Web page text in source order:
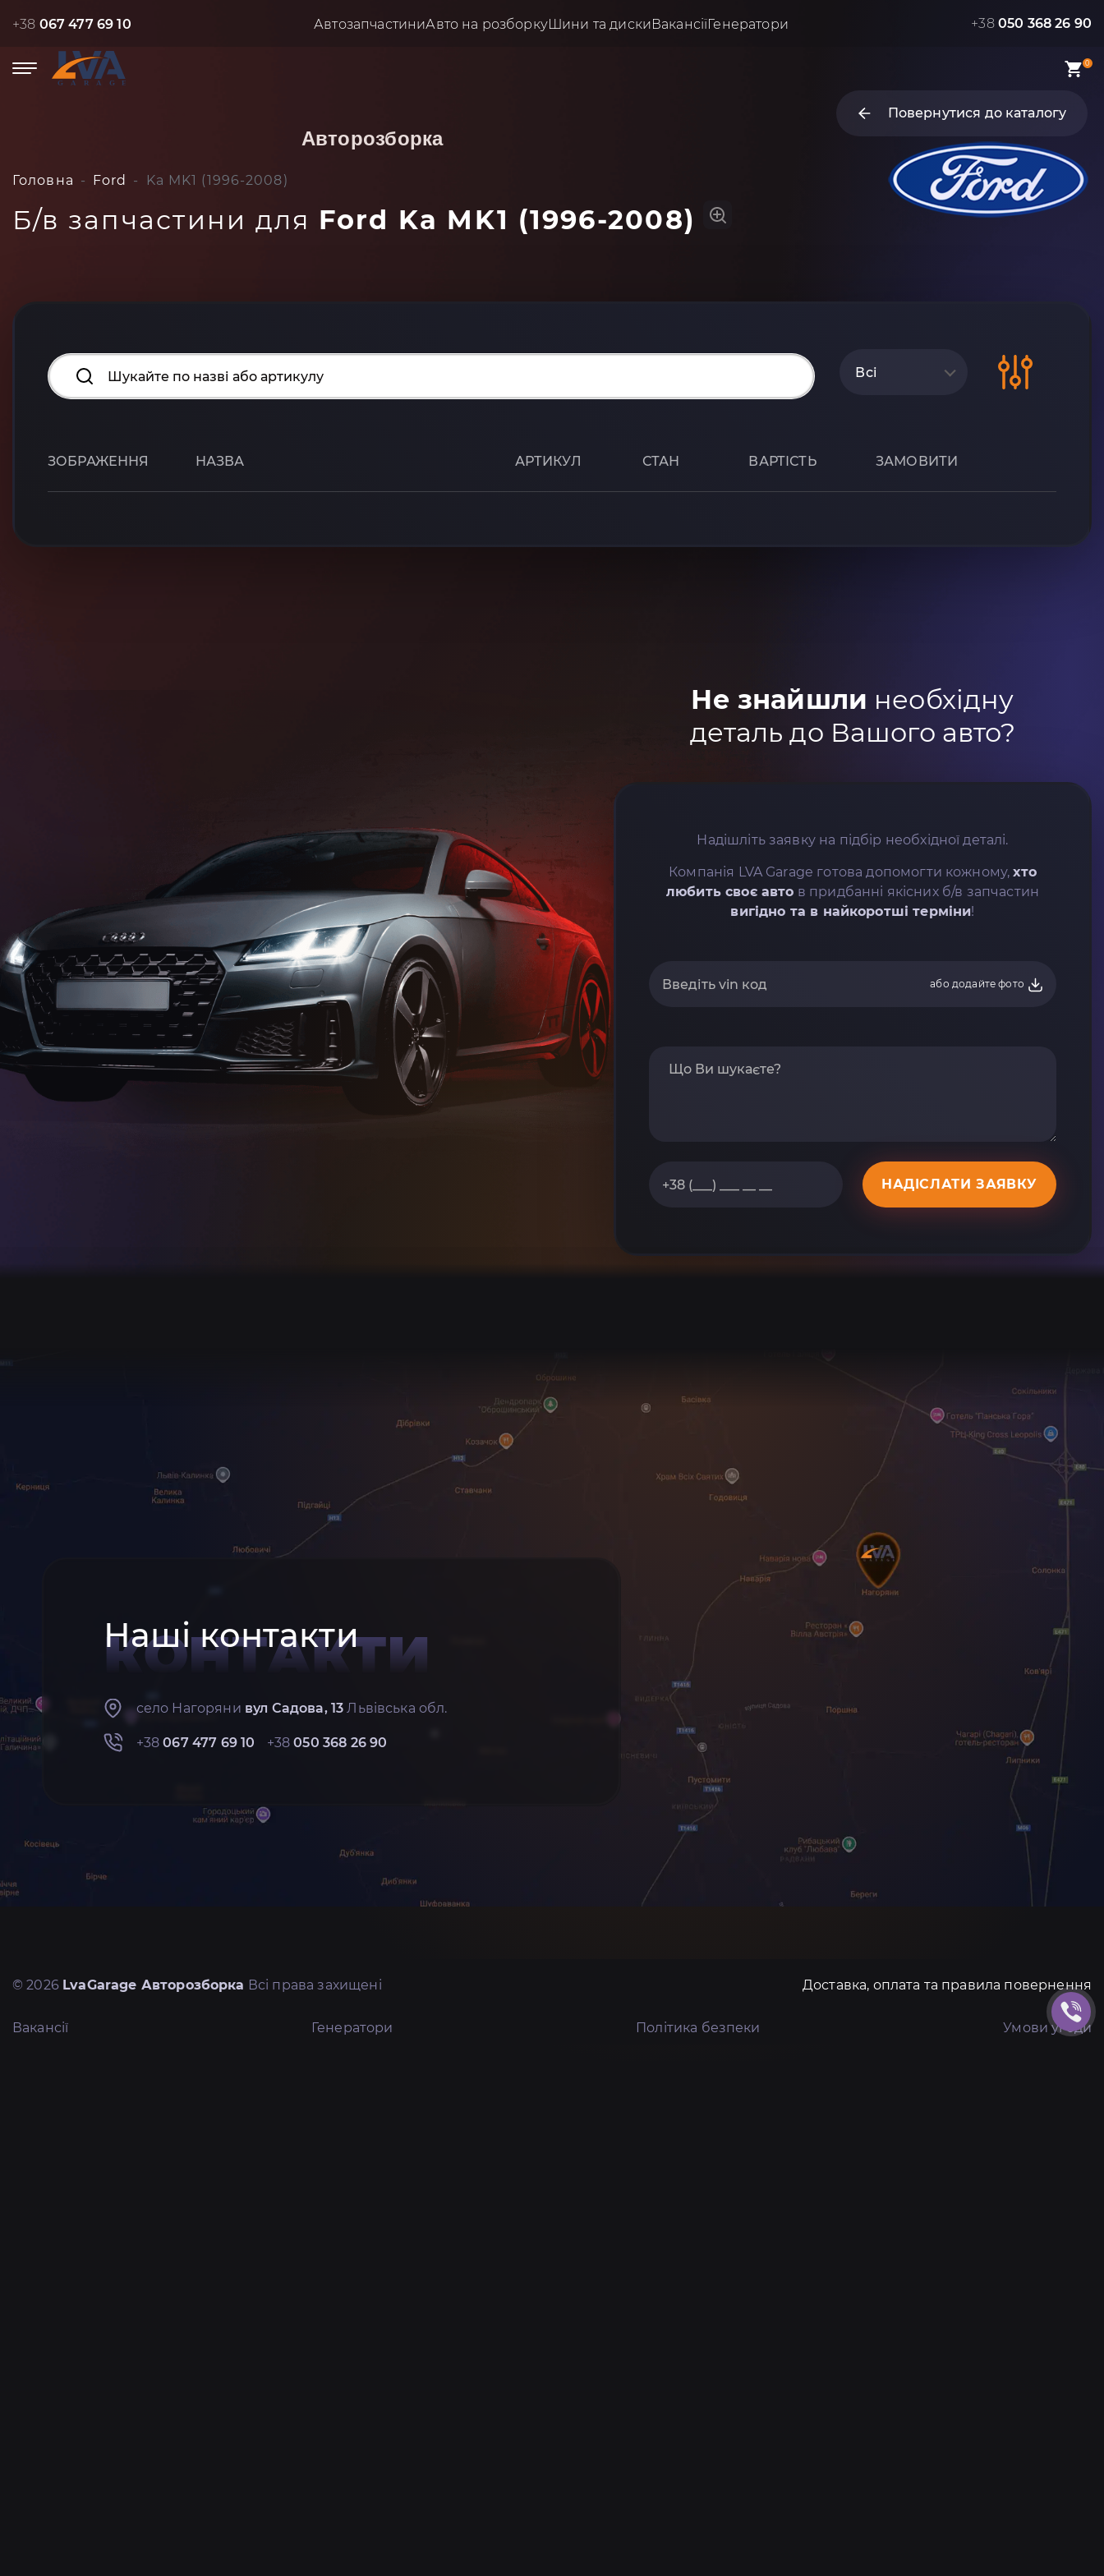
+38 067 477 69 10 АвтозапчастиниАвто на розборкуШини та дискиВакансіїГенератори +38 050 368 26 90
0
Повернутися до каталогу
Авторозборка
Головна Ford Ka MK1 (1996-2008)
Б/в запчастини для Ford Ka MK1 (1996-2008)
Всі
ЗОБРАЖЕННЯ НАЗВА АРТИКУЛ СТАН ВАРТІСТЬ ЗАМОВИТИ
Не знайшли необхідну
деталь до Вашого авто?
Надішліть заявку на підбір необхідної деталі.
Компанія LVA Garage готова допомогти кожному,хто
любить своє авто в придбанні якісних б/в запчастин
вигідно та в найкоротші терміни!
або додайте фото
НАДІСЛАТИ ЗАЯВКУ
Наші контакти
КОНТАКТИ
село Нагоряни вул Садова, 13 Львівська обл.
+38067 477 69 10 +38050 368 26 90
© 2026 LvaGarage Авторозборка Всі права захищені Доставка, оплата та правила повернення
Вакансії Генератори Політика безпеки Умови угоди